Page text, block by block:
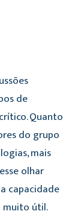
de
Quanto
do grupo
mais
olhar
capacidade
muito útil.